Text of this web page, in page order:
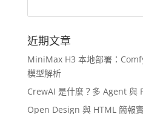
近期文章
MiniMax H3 本地部署：
模型解析
CrewAI 是什麼？多 Agent 與
Open Design 與 HTML 簡報